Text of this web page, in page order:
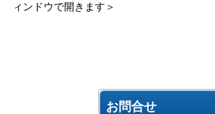
ィンドウで開きます＞
お問合せ